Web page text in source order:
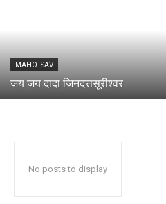
MAHOTSAV
जय जय दादा जिनदत्तसूरीश्वर
No posts to display